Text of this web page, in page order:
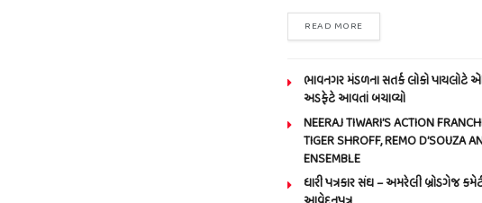
READ MORE
ભાવનગર મંડળના સતર્ક લોકો પાયલોટે
અડફેટે આવતાં બચાવ્યો
NEERAJ TIWARI’S ACTION
TIGER SHROFF, REMO D’SOUZA
ENSEMBLE
ધારી પત્રકાર સંઘ – અમરેલી બ્રોડગેજ